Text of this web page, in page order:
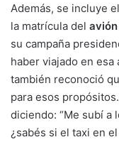
Además, se incluye el
la matrícula del avión
su campaña
haber viajado en
también reconoció
para esos
diciendo: “Me subí a
¿sabés si el taxi en